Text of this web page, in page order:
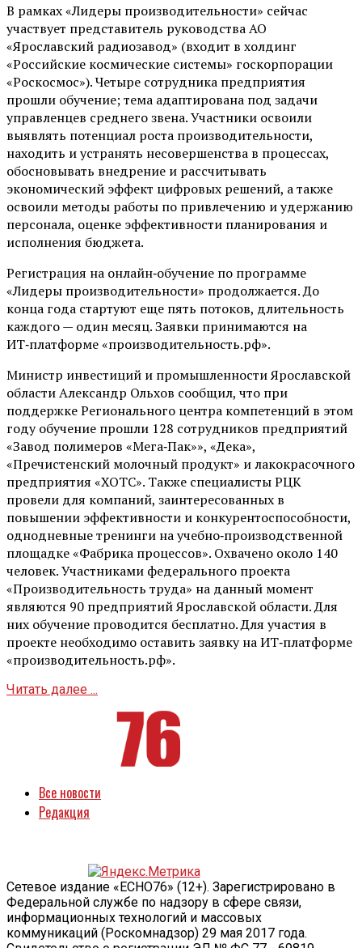
В рамках «Лидеры производительности» сейчас
участвует представитель руководства АО
«Ярославский радиозавод» (входит в холдинг
«Российские космические системы» госкорпорации
«Роскосмос»). Четыре сотрудника предприятия
прошли обучение; тема адаптирована под задачи
управленцев среднего звена. Участники освоили
выявлять потенциал роста производительности,
находить и устранять несовершенства в процессах,
обосновывать внедрение и рассчитывать
экономический эффект цифровых решений, а также
освоили методы работы по привлечению и удержанию
персонала, оценке эффективности планирования и
исполнения бюджета.
Регистрация на онлайн‑обучение по программе
«Лидеры производительности» продолжается. До
конца года стартуют еще пять потоков, длительность
каждого — один месяц. Заявки принимаются на
ИТ‑платформе «производительность.рф».
Министр инвестиций и промышленности Ярославской
области Александр Ольхов сообщил, что при
поддержке Регионального центра компетенций в этом
году обучение прошли 128 сотрудников предприятий
«Завод полимеров «Мега‑Пак»», «Дека»,
«Пречистенский молочный продукт» и лакокрасочного
предприятия «ХОТС». Также специалисты РЦК
провели для компаний, заинтересованных в
повышении эффективности и конкурентоспособности,
однодневные тренинги на учебно‑производственной
площадке «Фабрика процессов». Охвачено около 140
человек. Участниками федерального проекта
«Производительность труда» на данный момент
являются 90 предприятий Ярославской области. Для
них обучение проводится бесплатно. Для участия в
проекте необходимо оставить заявку на ИТ‑платформе
«производительность.рф».
Читать далее ...
Все новости
Редакция
Сетевое издание «ECHO76» (12+). Зарегистрировано в
Федеральной службе по надзору в сфере связи,
информационных технологий и массовых
коммуникаций (Роскомнадзор) 29 мая 2017 года.